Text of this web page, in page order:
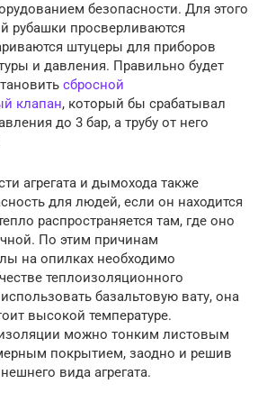
безопасности. Для этого
рубашки просверливаются
штуцеры для приборов
и давления. Правильно будет
сбросной
клапан, который бы срабатывал
до 3 бар, а трубу от него
агрегата и дымохода также
для людей, если он находится
распространяется там, где оно
По этим причинам
на опилках необходимо
теплоизоляционного
базальтовую вату, она
высокой температуре.
можно тонким листовым
покрытием, заодно и решив
вида агрегата.